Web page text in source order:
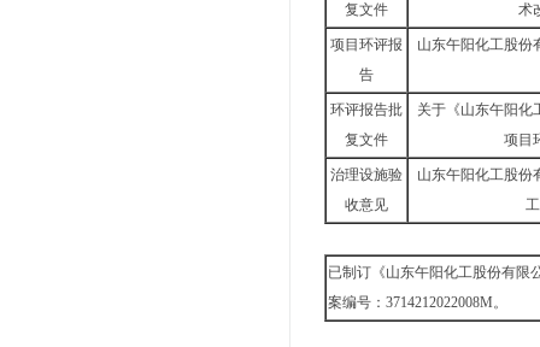
复文件
术
项目环评报
告
山东午阳化工股份
环评报告批
复文件
关于《山东午阳化
项目
治理设施验
收意见
山东午阳化工股份
已制订《山东午阳化工股份有限
案编号：3714212022008M。